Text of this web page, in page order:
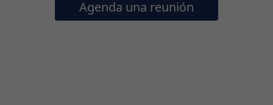
Agenda una reunión